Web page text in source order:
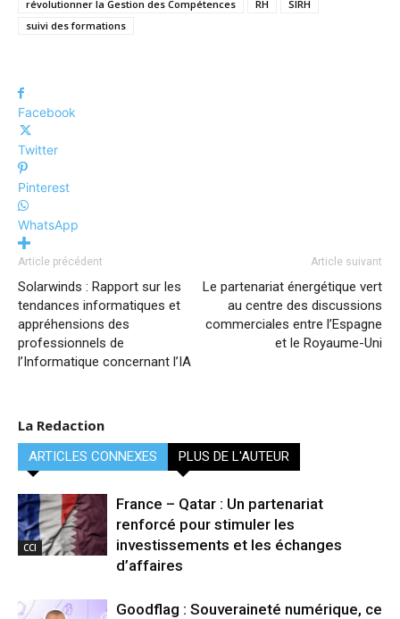
révolutionner la Gestion des Compétences RH
SIRH
suivi des formations
Facebook
Twitter
Pinterest
WhatsApp
Article précédent
Solarwinds : Rapport sur les
tendances informatiques et
appréhensions des
professionnels de
l’Informatique concernant l’IA
Article suivant
Le partenariat énergétique vert
au centre des discussions
commerciales entre l’Espagne
et le Royaume-Uni
La Redaction
ARTICLES CONNEXES PLUS DE L'AUTEUR
CCI
France – Qatar : Un partenariat
renforcé pour stimuler les
investissements et les échanges
d’affaires
Goodflag : Souveraineté numérique, ce